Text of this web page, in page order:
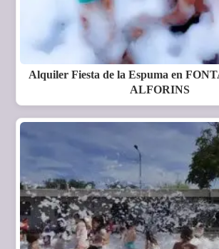
Alquiler Fiesta de la Espuma en
ALFORINS